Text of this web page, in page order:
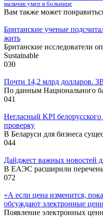
мальчик умер в больнице
Вам также может
Британские ученые
жить
Британские исследователи
Sustainable
030
Почти 14,2 млрд долларов.
По данным Национального
041
Негласный KPI белорусского
проверку
В Беларуси для бизнеса
044
Дайджест важных новостей
В ЕАЭС расширили перечень
072
«А если цена изменится,
обсуждают электронные
Появление электронных